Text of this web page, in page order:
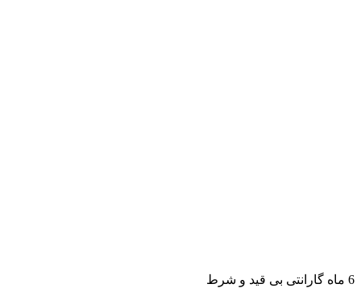
6 ماه گارانتی بی قید و شرط